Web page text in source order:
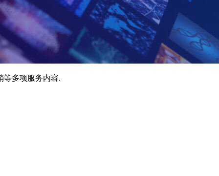
等多项服务内容.